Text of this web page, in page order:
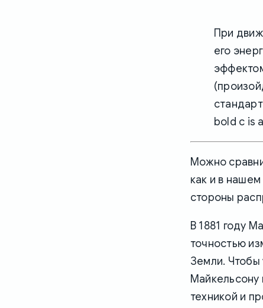
При
его
bold c is
Можно
как и в
стороны
В 1881 году
точностью
Земли. Чтобы
Майкельсону
техникой и